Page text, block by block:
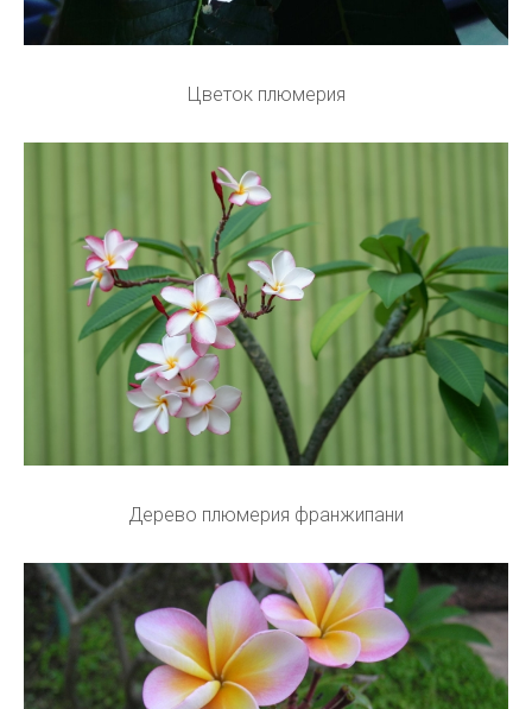
Цветок плюмерия
Дерево плюмерия франжипани